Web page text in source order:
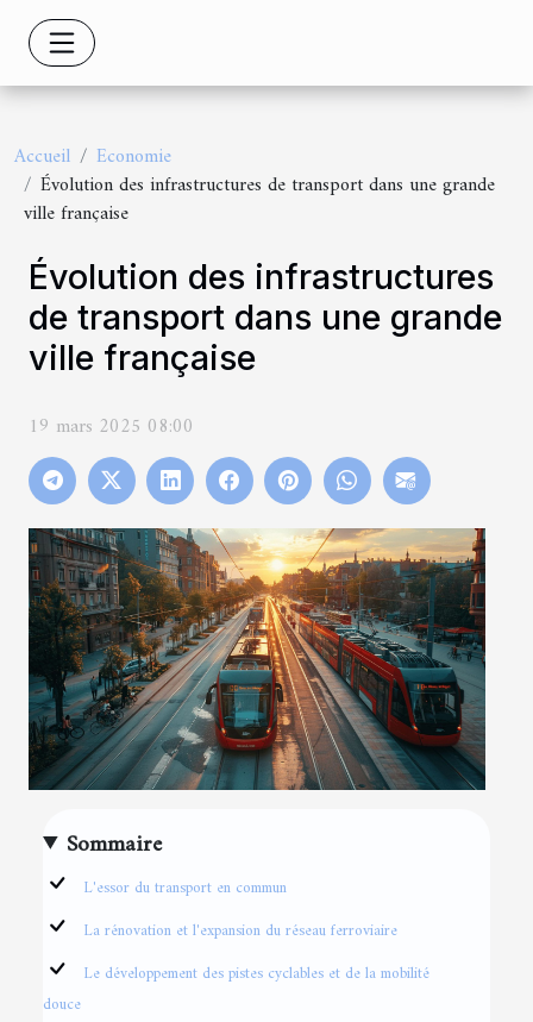
Accueil
Economie
Évolution des infrastructures de transport dans une grande
ville française
Évolution des infrastructures
de transport dans une grande
ville française
19 mars 2025 08:00
Sommaire
L'essor du transport en commun
La rénovation et l'expansion du réseau ferroviaire
Le développement des pistes cyclables et de la mobilité
douce